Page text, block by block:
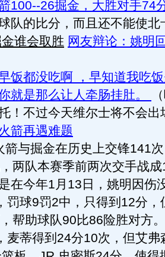
100--26掘金，大胜对手74
队的比分，而且还不能使
谁会取胜 网友辩论：姚明
饭都没吃啊 ，早知道我吃
就是那么让人牵肠挂肚。
！不过今天维尔士将不会
箭再遇难题
箭与掘金在历史上交锋141
两队本赛季前两次交手战
在今年1月13日，姚明因伤
罚球9罚2中，只得到12分，
帮助球队90比86险胜对方
麦蒂得到24分10次，但艾弗